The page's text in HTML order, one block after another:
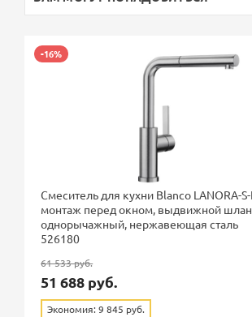
-16%
Смеситель для кухни Blanco LANORA-S-
монтаж перед окном, выдвижной
однорычажный, нержавеющая сталь
526180
61 533 руб.
51 688 руб.
Экономия: 9 845 руб.